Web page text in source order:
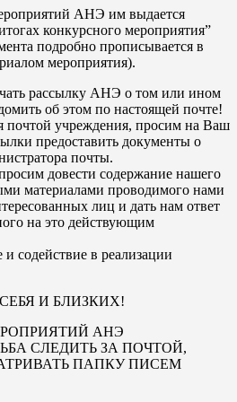
АНЭ им выдается
конкурсного мероприятия”
подробно прописывается в
мероприятия).
рассылку АНЭ о том или ином
об этом по настоящей почте!
почтой учреждения, просим на Ваш
предоставить документы о
почты.
довести содержание нашего
материалами проводимого нами
лиц и дать нам ответ
на это действующим
содействие в реализации
И БЛИЗКИХ!
АНЭ
СЛЕДИТЬ ЗА ПОЧТОЙ,
ПАПКУ ПИСЕМ